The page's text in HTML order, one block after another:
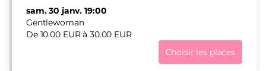
10.00
EUR
à
sam. 30 janv. 19:00
Gentlewoman
De 10.00 EUR à30.00 EUR
Choisir les places
Gentlewoman